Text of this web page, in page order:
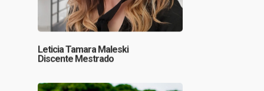
Leticia Tamara Maleski
Discente Mestrado